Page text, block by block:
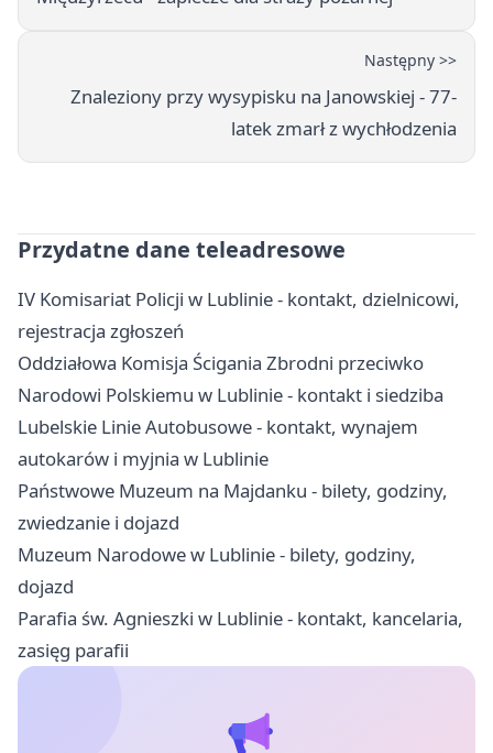
Następny >>
Znaleziony przy wysypisku na Janowskiej - 77-
latek zmarł z wychłodzenia
Przydatne dane teleadresowe
IV Komisariat Policji w Lublinie - kontakt, dzielnicowi,
rejestracja zgłoszeń
Oddziałowa Komisja Ścigania Zbrodni przeciwko
Narodowi Polskiemu w Lublinie - kontakt i siedziba
Lubelskie Linie Autobusowe - kontakt, wynajem
autokarów i myjnia w Lublinie
Państwowe Muzeum na Majdanku - bilety, godziny,
zwiedzanie i dojazd
Muzeum Narodowe w Lublinie - bilety, godziny,
dojazd
Parafia św. Agnieszki w Lublinie - kontakt, kancelaria,
zasięg parafii